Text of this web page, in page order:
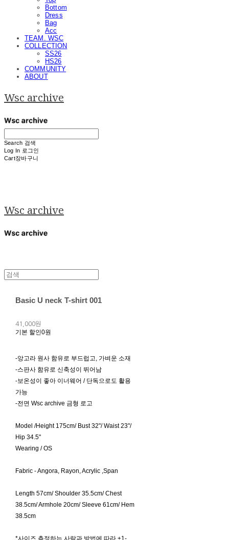
Bottom
Dress
Bag
Acc
TEAM. WSC
COLLECTION
SS26
HS26
COMMUNITY
ABOUT
Wsc archive
Search 검색
Log In 로그인
Cart장바구니
Wsc archive
Basic U neck T-shirt 001
41,000원
기본 할인0원
-앙고라 원사 함유로 부드럽고, 가벼운 소재
-스판사 함유로 신축성이 뛰어남
-보온성이 좋아 이너웨어 / 단독으로도 활용
가능
-전면 Wsc archive 금형 로고
Model /Height 175cm/ Bust 32"/ Waist 23"/
Hip 34.5"
Wearing / OS
Fabric - Angora, Rayon, Acrylic ,Span
Length 57cm/ Shoulder 35.5cm/ Chest
38.5cm/ Armhole 20cm/ Sleeve 61cm/ Hem
38.5cm
*사이즈 측정하는 사람과 방법에 따라 ±1-